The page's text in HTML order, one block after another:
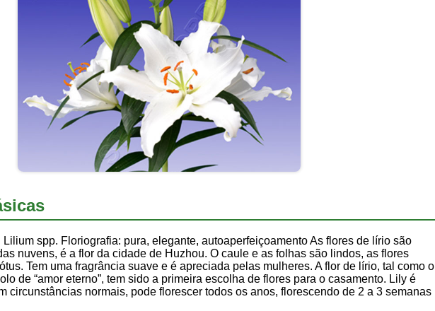
Lilium spp. Floriografia: pura, elegante, autoaperfeiçoamento As flores de lírio são
nuvens, é a flor da cidade de Huzhou. O caule e as folhas são lindos, as flores
Tem uma fragrância suave e é apreciada pelas mulheres. A flor de lírio, tal como o
de “amor eterno”, tem sido a primeira escolha de flores para o casamento. Lily é
circunstâncias normais, pode florescer todos os anos, florescendo de 2 a 3 semanas